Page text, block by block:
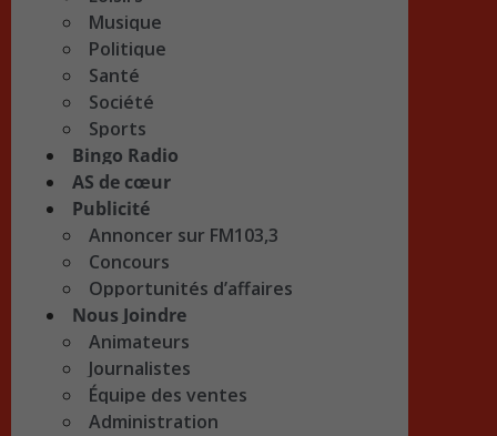
Musique
Politique
Santé
Société
Sports
Bingo Radio
AS de cœur
Publicité
Annoncer sur FM103,3
Concours
Opportunités d’affaires
Nous Joindre
Animateurs
Journalistes
Équipe des ventes
Administration